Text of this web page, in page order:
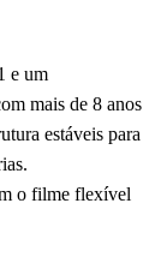
e um
mais de 8 anos
estáveis para
o filme flexível